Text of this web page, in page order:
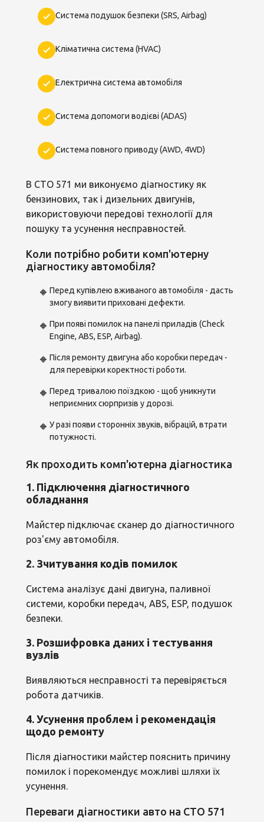
Система подушок безпеки (SRS, Airbag)
Кліматична система (HVAC)
Електрична система автомобіля
Система допомоги водієві (ADAS)
Система повного приводу (AWD, 4WD)
В СТО 571 ми виконуємо діагностику як
бензинових, так і дизельних двигунів,
використовуючи передові технології для
пошуку та усунення несправностей.
Коли потрібно робити комп'ютерну
діагностику автомобіля?
🔸 Перед купівлею вживаного автомобіля - дасть
змогу виявити приховані дефекти.
🔸 При появі помилок на панелі приладів (Check
Engine, ABS, ESP, Airbag).
🔸 Після ремонту двигуна або коробки передач -
для перевірки коректності роботи.
🔸 Перед тривалою поїздкою - щоб уникнути
неприємних сюрпризів у дорозі.
🔸 У разі появи сторонніх звуків, вібрацій, втрати
потужності.
Як проходить комп'ютерна діагностика
1. Підключення діагностичного
обладнання
Майстер підключає сканер до діагностичного
роз'єму автомобіля.
2. Зчитування кодів помилок
Система аналізує дані двигуна, паливної
системи, коробки передач, ABS, ESP, подушок
безпеки.
3. Розшифровка даних і тестування
вузлів
Виявляються несправності та перевіряється
робота датчиків.
4. Усунення проблем і рекомендація
щодо ремонту
Після діагностики майстер пояснить причину
помилок і порекомендує можливі шляхи їх
усунення.
Переваги діагностики авто на СТО 571